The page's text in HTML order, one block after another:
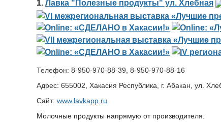
1. Лавка "Полезные продукты" ул. Хлебная
Телефон: 8-950-970-88-39, 8-950-970-88-16
Адрес: 655002, Хакасия Республика, г. Абакан, ул.
Сайт: www.lavkapp.ru
Молочные продукты напрямую от производителя.